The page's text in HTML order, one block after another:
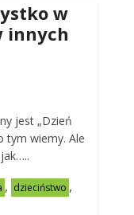
w
innych
jest „Dzień
tym wiemy. Ale
, dzieciństwo ,